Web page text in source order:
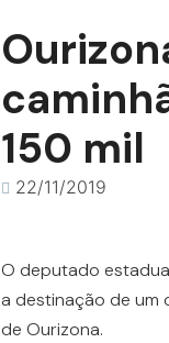
150 mil
22/11/2019
O deputado
a destinação de um
de Ourizona.